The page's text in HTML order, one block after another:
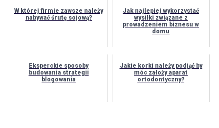
W której firmie zawsze należy
nabywać śrutę sojową?
Jak najlepiej wykorzystać
wysiłki związane z
prowadzeniem biznesu w
domu
Eksperckie sposoby
budowania strategii
blogowania
Jakie korki należy podjąć by
móc założy aparat
ortodontyczny?